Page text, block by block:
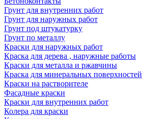
Грунт для внутренних работ
Грунт для наружных работ
Грунт под штукатурку
Грунт по металлу
Краски для наружных работ
Краска для дерева , наружные работы
Краски для металла и ржавчины
Краска для минеральных поверхностей
Краски на растворителе
Фасадные краски
Краски для внутренних работ
Колера для краски